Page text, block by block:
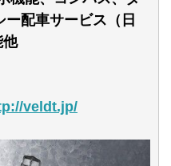
配車サービス（日
他
veldt.jp/